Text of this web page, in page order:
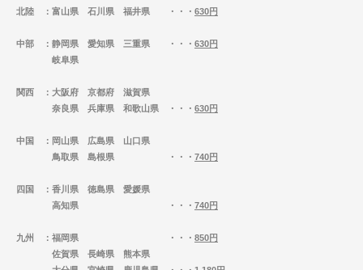
北陸 ：富山県 石川県 福井県 ・・・ 630円
中部 ：静岡県 愛知県 三重県 ・・・ 630円
岐阜県
関西 ：大阪府 京都府 滋賀県
奈良県 兵庫県 和歌山県 ・・・ 630円
中国
：岡山県 広島県 山口県
鳥取県 島根県 ・・・ 740円
四国
：香川県 徳島県 愛媛県
高知県 ・・・ 740円
九州 ：福岡県 ・・・ 850円
佐賀県 長崎県 熊本県